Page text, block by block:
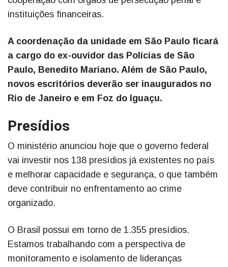
instituições financeiras.
A coordenação da unidade em São Paulo ficará
a cargo do ex-ouvidor das Polícias de São
Paulo, Benedito Mariano. Além de São Paulo,
novos escritórios deverão ser inaugurados no
Rio de Janeiro e em Foz do Iguaçu.
Presídios
O ministério anunciou hoje que o governo federal
vai investir nos 138 presídios já existentes no país
e melhorar capacidade e segurança, o que também
deve contribuir no enfrentamento ao crime
organizado.
O Brasil possui em torno de 1.355 presídios.
Estamos trabalhando com a perspectiva de
monitoramento e isolamento de lideranças